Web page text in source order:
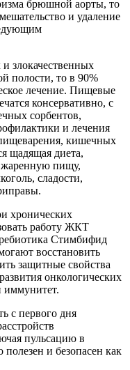
брюшной аорты, то
и удаление
злокачественных
полости, то в 90%
лечение. Пищевые
консервативно, с
сорбентов,
и лечения
кишечных
щадящая диета,
пищу,
сладости,
хронических
работу ЖКТ
Стимбифид
восстановить
защитные свойства
онкологических
с первого дня
пульсацию в
и безопасен как